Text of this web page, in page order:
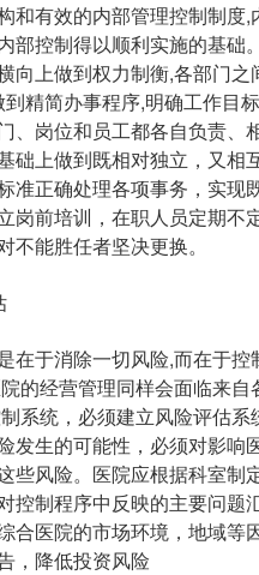
有效的内部管理控制制度,
部控制得以顺利实施的基
向上做到权力制衡,各部门
精简办事程序,明确工作目
、岗位和员工都各自负责、
础上做到既相对独立，又
准正确处理各项事务，实
岗前培训，在职人员定期不
能胜任者坚决更换。
于消除一切风险,而在于控
的经营管理同样会面临来
系统，必须建立风险评估
发生的可能性，必须对影
些风险。医院应根据科室
控制程序中反映的主要问
合医院的市场环境，地域
，降低投资风险